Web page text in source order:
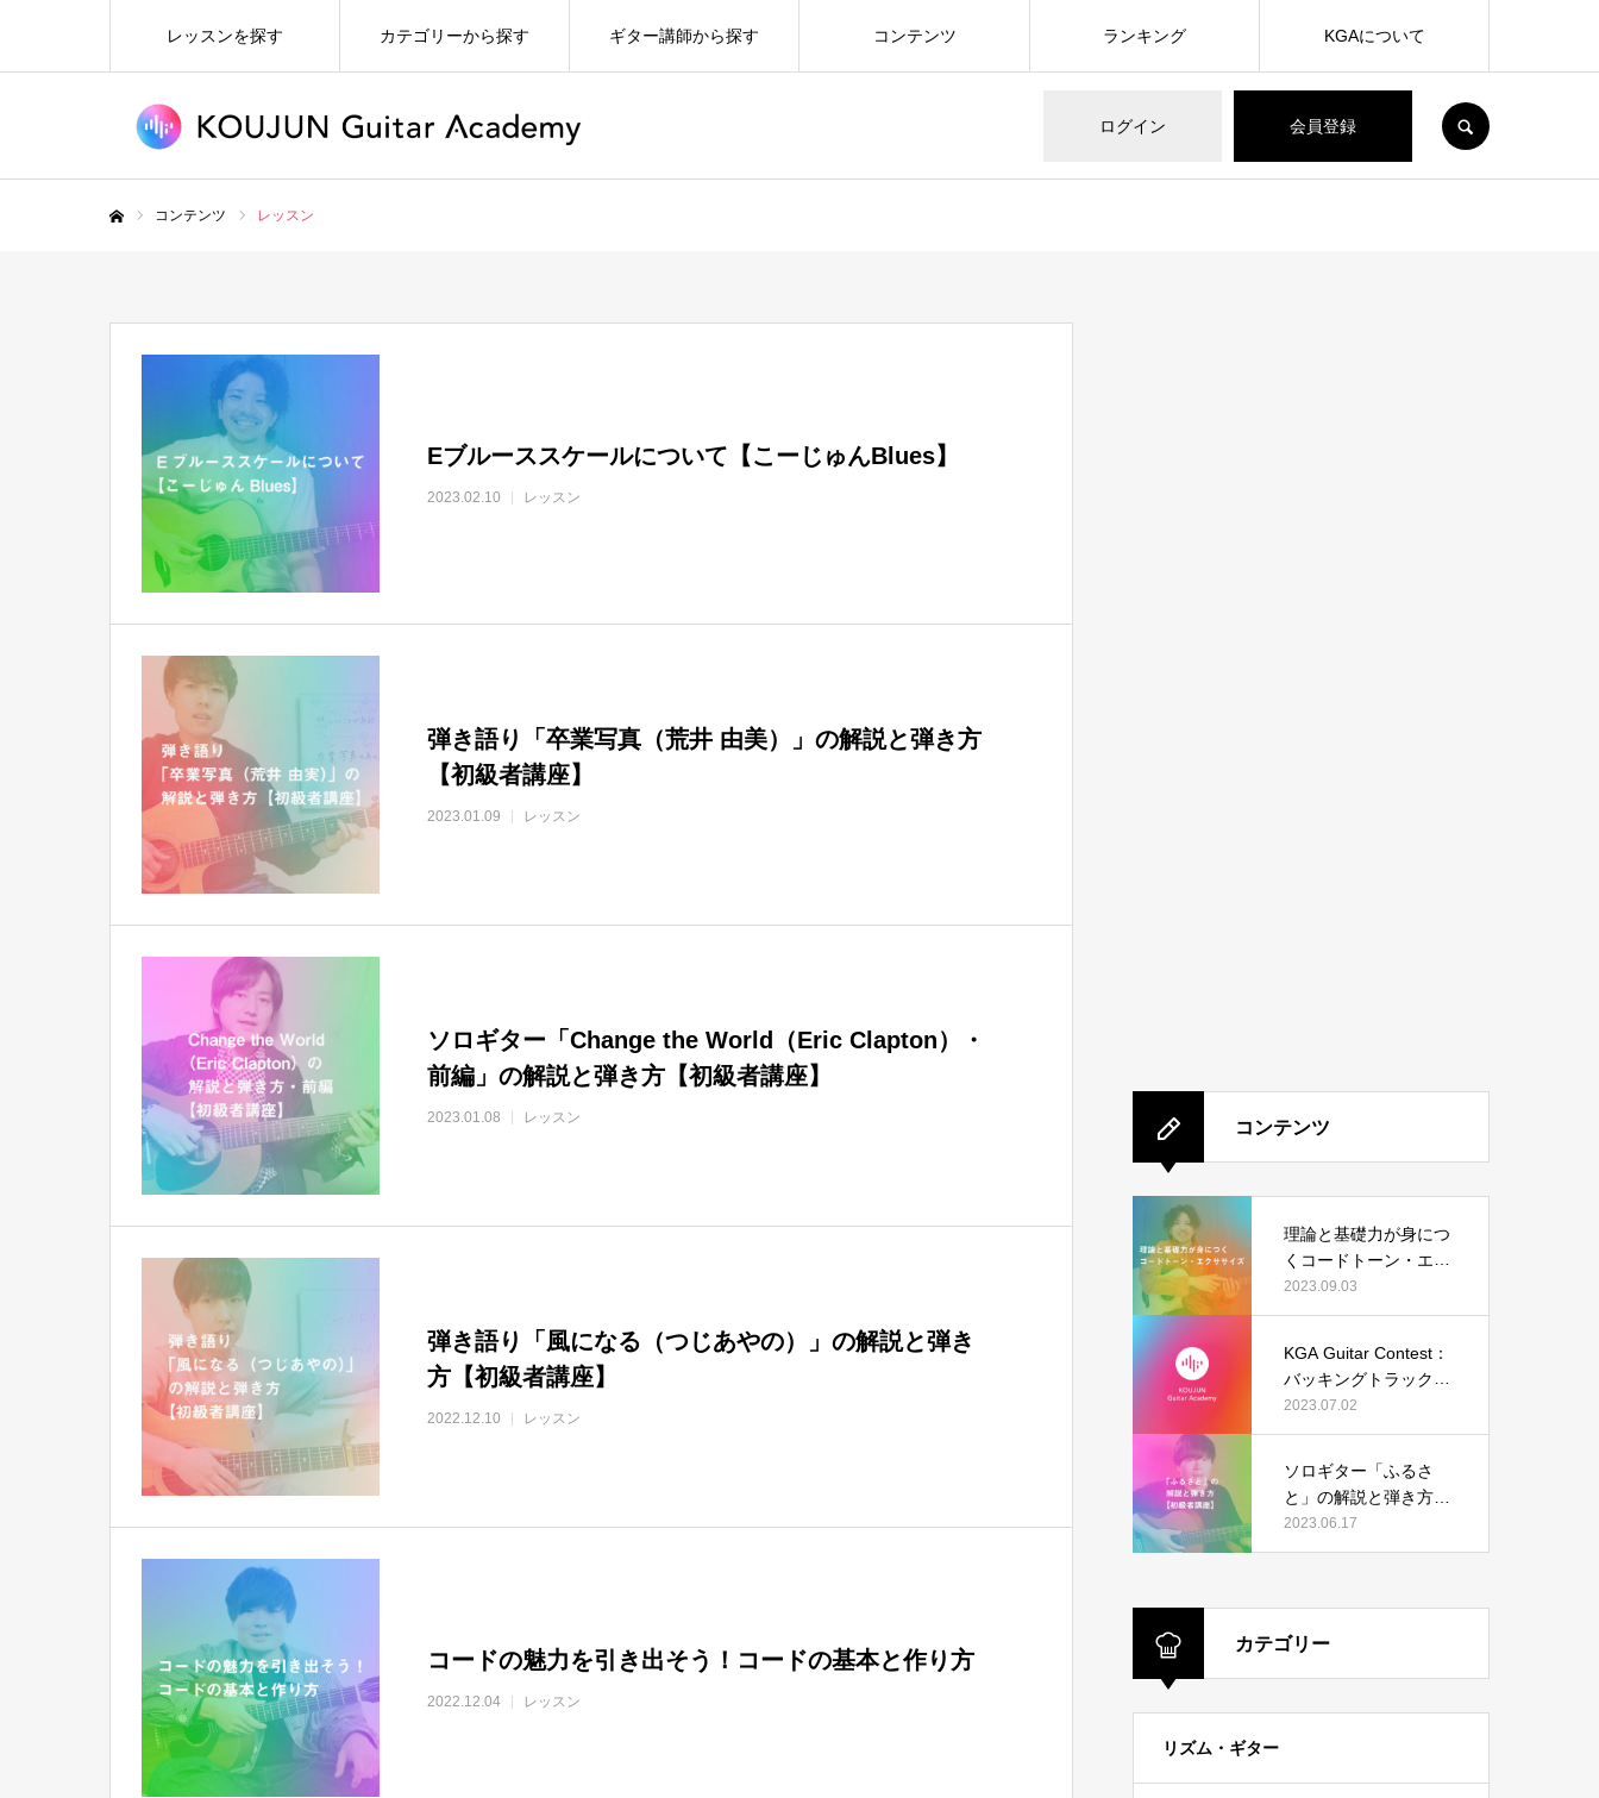
ログイン 会員登録
レッスンを探す カテゴリーから探す ギター講師から探す コンテンツ ランキング KGAについて
コンテンツ レッスン
Eブルーススケールについて【こーじゅんBlues】
2023.02.10 レッスン
弾き語り「卒業写真（荒井 由美）」の解説と弾き方
【初級者講座】
2023.01.09 レッスン
ソロギター「Change the World（Eric Clapton）・
前編」の解説と弾き方【初級者講座】
2023.01.08 レッスン
弾き語り「風になる（つじあやの）」の解説と弾き
方【初級者講座】
2022.12.10 レッスン
コードの魅力を引き出そう！コードの基本と作り方
2022.12.04 レッスン
コンテンツ
理論と基礎力が身につ
くコードトーン・エク
ササイズ
2023.09.03
KGA Guitar Contest：
バッキングトラック（I
sn’t She Lovely）の結
果発表
2023.07.02
ソロギター「ふるさ
と」の解説と弾き方
【初級者講座】
2023.06.17
カテゴリー
リズム・ギター